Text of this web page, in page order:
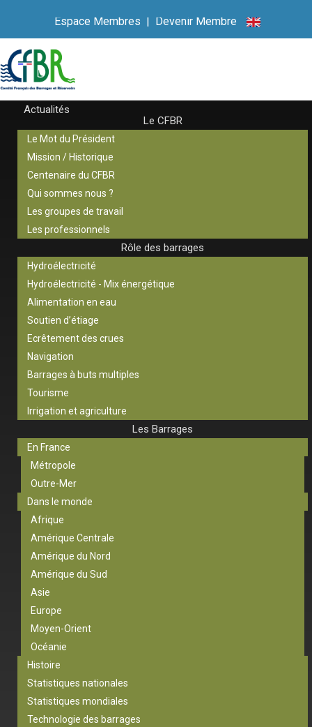
Espace Membres | Devenir Membre
Actualités
Le CFBR
Le Mot du Président
Mission / Historique
Centenaire du CFBR
Qui sommes nous ?
Les groupes de travail
Les professionnels
Rôle des barrages
Hydroélectricité
Hydroélectricité - Mix énergétique
Alimentation en eau
Soutien d’étiage
Ecrêtement des crues
Navigation
Barrages à buts multiples
Tourisme
Irrigation et agriculture
Les Barrages
En France
Métropole
Outre-Mer
Dans le monde
Afrique
Amérique Centrale
Amérique du Nord
Amérique du Sud
Asie
Europe
Moyen-Orient
Océanie
Histoire
Statistiques nationales
Statistiques mondiales
Technologie des barrages